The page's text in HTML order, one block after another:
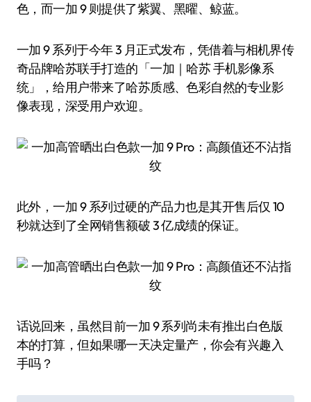
色，而一加 9 则提供了紫翼、黑曜、鲸蓝。
一加 9 系列于今年 3 月正式发布，凭借着与相机界传
奇品牌哈苏联手打造的「一加｜哈苏 手机影像系
统」，给用户带来了哈苏质感、色彩自然的专业影
像表现，深受用户欢迎。
此外，一加 9 系列过硬的产品力也是其开售后仅 10
秒就达到了全网销售额破 3 亿成绩的保证。
话说回来，虽然目前一加 9 系列尚未有推出白色版
本的打算，但如果哪一天决定量产，你会有兴趣入
手吗？